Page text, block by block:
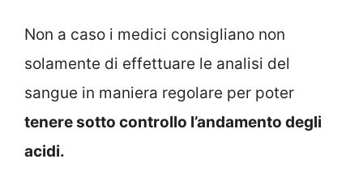
Non a caso i medici consigliano non
solamente di effettuare le analisi del
sangue in maniera regolare per poter
tenere sotto controllo l’andamento degli
acidi.